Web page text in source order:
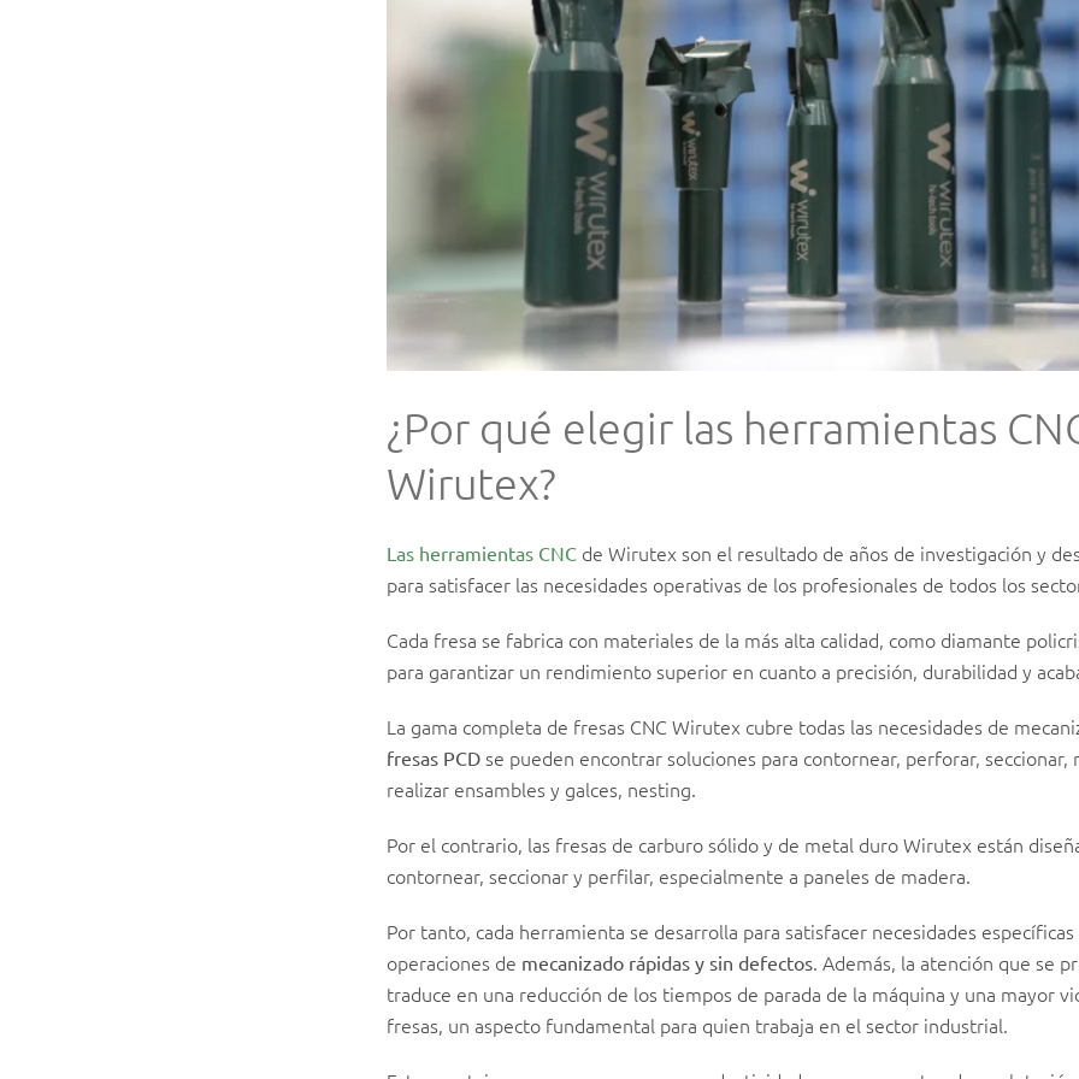
¿Por qué elegir las herramientas
Wirutex?
Las herramientas CNC de Wirutex son el resultado de años de investigación y
para satisfacer las necesidades operativas de los profesionales de todos los
Cada fresa se fabrica con materiales de la más alta calidad, como diamante
para garantizar un rendimiento superior en cuanto a precisión, durabilidad y
La gama completa de fresas CNC Wirutex cubre todas las necesidades de
fresas PCD se pueden encontrar soluciones para contornear, perforar, seccionar,
realizar ensambles y galces, nesting.
Por el contrario, las fresas de carburo sólido y de metal duro Wirutex están
contornear, seccionar y perfilar, especialmente a paneles de madera.
Por tanto, cada herramienta se desarrolla para satisfacer necesidades
operaciones de mecanizado rápidas y sin defectos. Además, la atención que se
traduce en una reducción de los tiempos de parada de la máquina y una mayor
fresas, un aspecto fundamental para quien trabaja en el sector industrial.